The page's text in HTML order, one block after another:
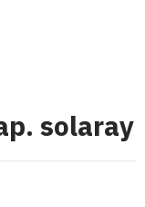
solaray